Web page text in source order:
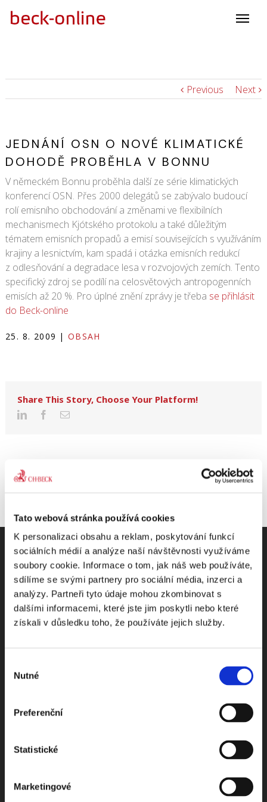
Tato webová stránka používá cookies
K personalizaci obsahu a reklam, poskytování funkcí
sociálních médií a analýze naší návštěvnosti využíváme
soubory cookie. Informace o tom, jak náš web používáte,
sdílíme se svými partnery pro sociální média, inzerci a
analýzy. Partneři tyto údaje mohou zkombinovat s
dalšími informacemi, které jste jim poskytli nebo které
získali v důsledku toho, že používáte jejich služby.
souhlasu
Nutné
Preferenční
Statistické
Marketingové
Previous Next
JEDNÁNÍ OSN O NOVÉ KLIMATICKÉ
DOHODĚ PROBĚHLA V BONNU
V německém Bonnu proběhla další ze série klimatických
konferencí OSN. Přes 2000 delegátů se zabývalo budoucí
rolí emisního obchodování a změnami ve flexibilních
mechanismech Kjótského protokolu a také důležitým
tématem emisních propadů a emisí souvisejících s využíváním
krajiny a lesnictvím, kam spadá i otázka emisních redukcí
z odlesňování a degradace lesa v rozvojových zemích. Tento
specifický zdroj se podílí na celosvětových antropogenních
emisích až 20 %. Pro úplné znění zprávy je třeba se přihlásit
do Beck-online
25. 8. 2009 | OBSAH
Share This Story, Choose Your Platform!
Odebírejte Beck-online
NEWS
Beru na vědomí zpracování osobních údajů